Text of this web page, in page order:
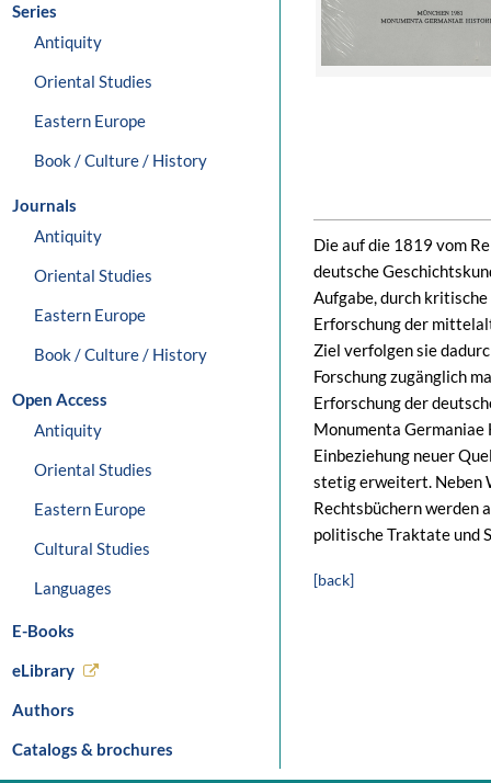
Series
Antiquity
Oriental Studies
Eastern Europe
Book / Culture / History
Journals
Antiquity
Oriental Studies
Eastern Europe
Book / Culture / History
Open Access
Antiquity
Oriental Studies
Eastern Europe
Cultural Studies
Languages
E-Books
eLibrary
Authors
Catalogs & brochures
Die auf die 1819 vom
deutsche
Aufgabe, durch
Erforschung der
Ziel verfolgen sie
Forschung zugänglich
Erforschung der
Monumenta Germaniae
Einbeziehung neuer
stetig erweitert. Neben
Rechtsbüchern werden
politische Traktate und
[back]